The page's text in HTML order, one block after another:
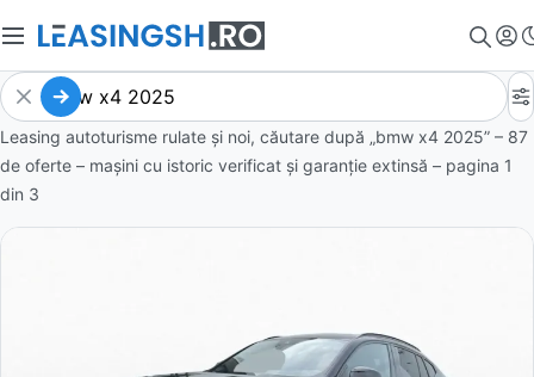
Leasing autoturisme rulate și noi, căutare după „bmw x4 2025” – 87
de oferte – mașini cu istoric verificat și garanție extinsă – pagina 1
din 3